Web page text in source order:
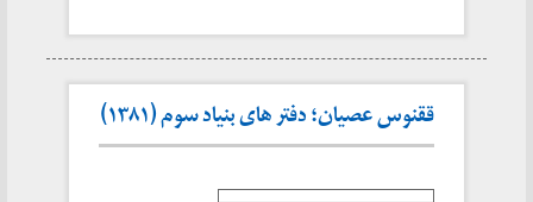
ققنوس عصیان؛ دفتر های بنیاد سوم (۱۳۸۱)